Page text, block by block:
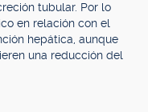
tubular. Por lo
en relación con el
hepática, aunque
una reducción del